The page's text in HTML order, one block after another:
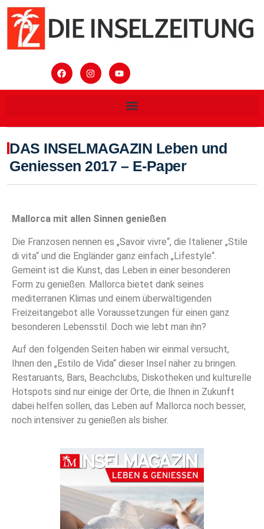
DAS INSELMAGAZIN Leben und
Geniessen 2017 – E-Paper
Mallorca mit allen Sinnen genießen
Die Franzosen nennen es „Savoir vivre“, die Italiener „Stile
di vita“ und die Engländer ganz einfach „Lifestyle“.
Gemeint ist die Kunst, das Leben in einer besonderen
Form zu genießen. Mallorca bietet dank seines
mediterranen Klimas und einem überwältigenden
Freizeitangebot alle Voraussetzungen für einen ganz
besonderen Lebensstil. Doch wie lebt man ihn?
Auf den folgenden Seiten haben wir einmal versucht,
Ihnen den „Estilo de Vida“ dieser Insel näher zu bringen.
Restaruants, Bars, Beachclubs, Diskotheken und kulturelle
Hotspots sind nur einige der Orte, die Ihnen in Zukunft
dabei helfen sollen, das Leben auf Mallorca noch besser,
noch intensiver zu genießen als bisher.